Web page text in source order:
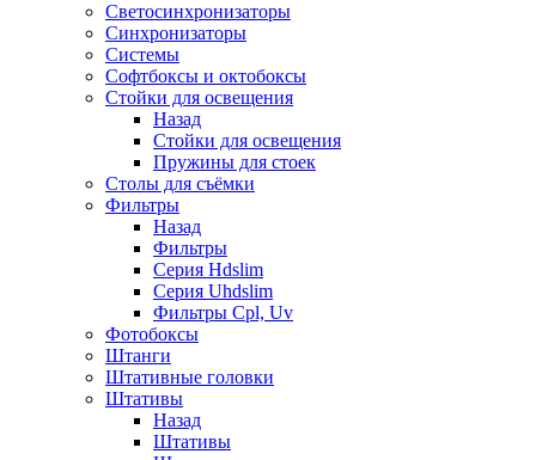
Светосинхронизаторы
Синхронизаторы
Системы
Софтбоксы и октобоксы
Стойки для освещения
Назад
Стойки для освещения
Пружины для стоек
Столы для съёмки
Фильтры
Назад
Фильтры
Серия Hdslim
Серия Uhdslim
Фильтры Cpl, Uv
Фотобоксы
Штанги
Штативные головки
Штативы
Назад
Штативы